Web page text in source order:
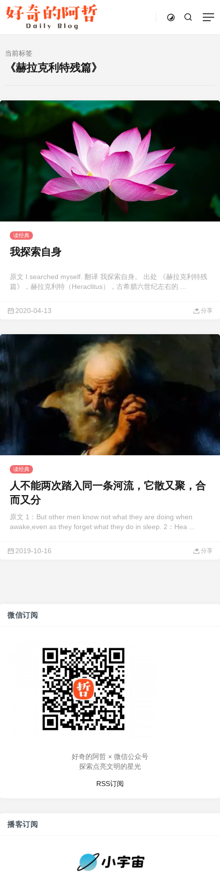
当前标签
《赫拉克利特残篇》
读经典
我探索自身
原文 I searched myself. 翻译 我探索自身。 出处 《赫拉克利特残
篇》，赫拉克利特（Heraclitus），古希腊六世纪左右的 ...
2020-04-13 分享
读经典
人不能两次踏入同一条河流，它散又聚，合
而又分
原文 1：But other men know not what they are doing when
awake,even as they forget what they do in sleep. 2：Hea ...
2019-10-16 分享
微信订阅
好奇的阿哲 × 微信公众号
探索点亮文明的星光
RSS订阅
播客订阅